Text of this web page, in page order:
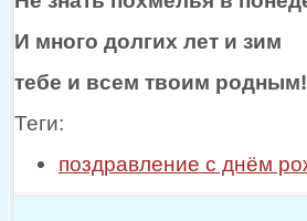
И много долгих лет и зим
тебе и всем твоим родным!
Теги:
поздравление с днём